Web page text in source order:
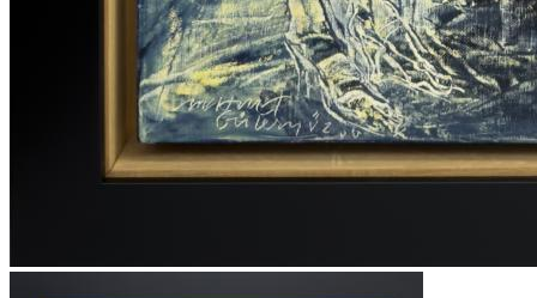
HAKKI ANLI ESERLERİ,
SEO YOUNG DEOK ESERLERİ,
ADNAN ÇOKER ESERLERİ,
MUSTAFA HORASAN ESERLERİ,
MURAT PULAT ESERLERİ,
ABİDİN DİNO ESERLERİ,
KEMAL TUFAN ESERLERİ,
KEMAL ÖNSOY ESERLERİ,